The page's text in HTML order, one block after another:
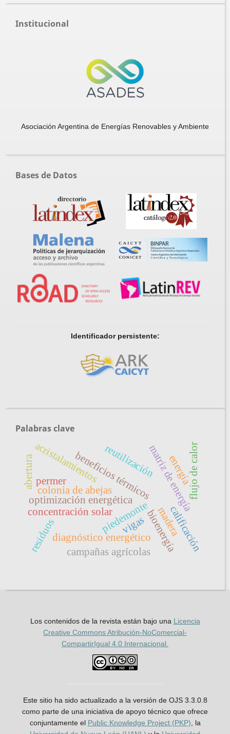
Institucional
Asociación Argentina de Energías Renovables y Ambiente
Bases de Datos
Identificador persistente:
Palabras clave
piedemonte
beneficios térmicos
optimización energética
colonia de abejas
diagnóstico energético
matriz de energíaflujo de calor
bioenergía
campañas agrícolas
acristalamientos
concentración solar
permer
residuos
reutilización
madera
vigas
abertura energía
calificación
Los contenidos de la revista están bajo una Licencia
Creative Commons Atribución-NoComercial-
CompartirIgual 4.0 Internacional.
Este sitio ha sido actualizado a la versión de OJS 3.3.0.8
como parte de una iniciativa de apoyo técnico que ofrece
conjuntamente el Public Knowledge Project (PKP) , la